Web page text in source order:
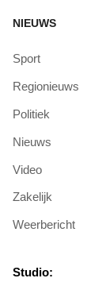
NIEUWS
Sport
Regionieuws
Politiek
Nieuws
Video
Zakelijk
Weerbericht
Studio: